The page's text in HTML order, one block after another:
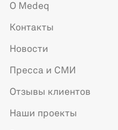
О Medeq
Контакты
Новости
Пресса и СМИ
Отзывы клиентов
Наши проекты